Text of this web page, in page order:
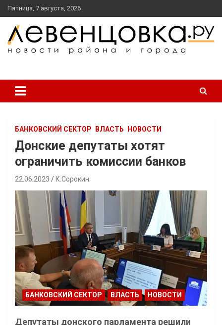
перейти
к
содержанию
Пятница, 7 августа, 2026
БАНКОВСКИЙ СЕКТОР ВЛАСТЬ НОВОСТИ
Донские депутаты хотят
ограничить комиссии банков
22.06.2023 К.Сорокин
БАНКОВСКИЙ СЕКТОР ВЛАСТЬ НОВОСТИ
Депутаты донского парламента решили